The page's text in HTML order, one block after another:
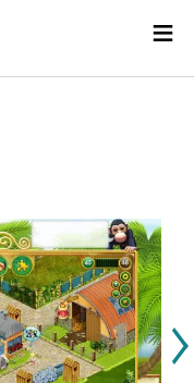
≡